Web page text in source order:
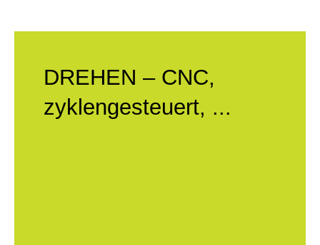
DREHEN – CNC,
zyklengesteuert, ...